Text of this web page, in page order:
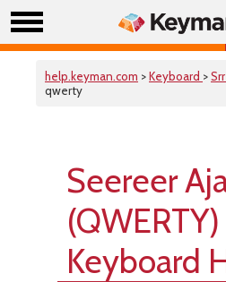
help.keyman.com >Keyboard >
qwerty
Seereer
(QWERTY)
Keyboard